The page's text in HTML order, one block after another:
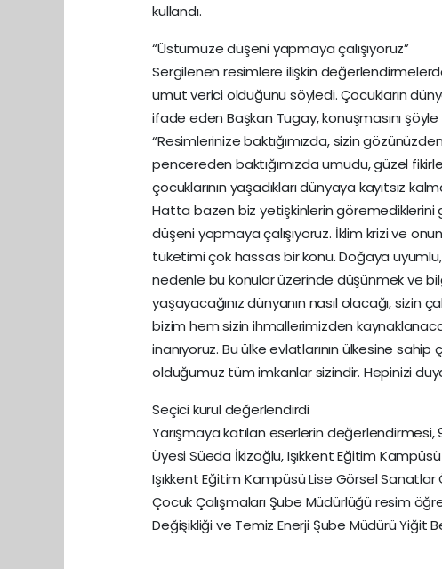
kullandı.
“Üstümüze düşeni yapmaya çalışıyoruz”
Sergilenen resimlere ilişkin
umut verici olduğunu söyledi. Çocukların
ifade eden Başkan Tugay, konuşmasını
“Resimlerinize baktığımızda, sizin
pencereden baktığımızda umudu, güzel
çocuklarının yaşadıkları dünyaya kayıtsız
Hatta bazen biz yetişkinlerin göremediklerini
düşeni yapmaya çalışıyoruz. İklim krizi ve
tüketimi çok hassas bir konu. Doğaya
nedenle bu konular üzerinde düşünmek ve
yaşayacağınız dünyanın nasıl olacağı,
bizim hem sizin ihmallerimizden
inanıyoruz. Bu ülke evlatlarının ülkesine
olduğumuz tüm imkanlar sizindir. Hepinizi
Seçici kurul değerlendirdi
Yarışmaya katılan eserlerin değerlendirmesi,
Üyesi Süeda İkizoğlu, Işıkkent Eğitim
Işıkkent Eğitim Kampüsü Lise Görsel
Çocuk Çalışmaları Şube Müdürlüğü resim
Değişikliği ve Temiz Enerji Şube Müdürü Yiğit